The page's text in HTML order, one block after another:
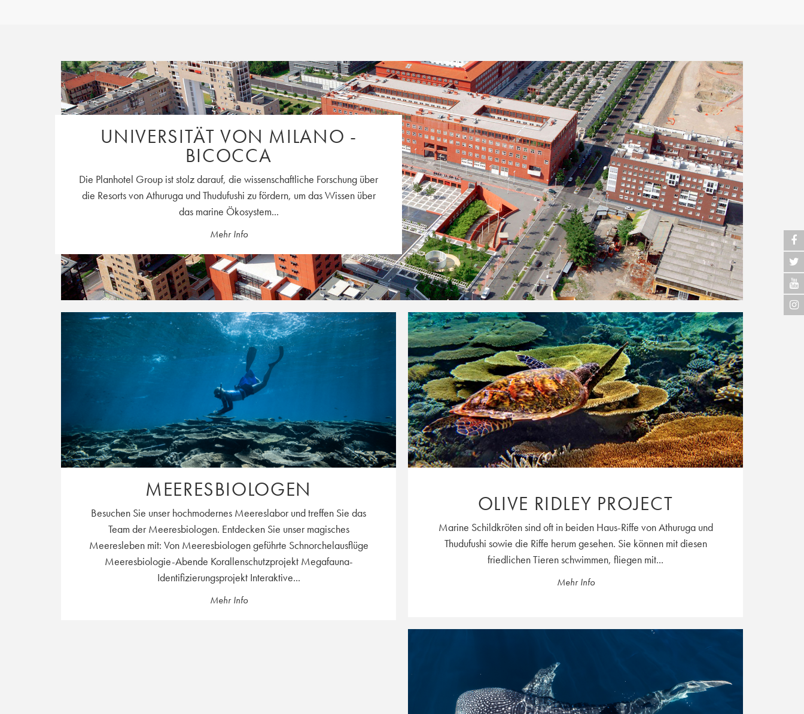
UNIVERSITÄT VON MILANO -
BICOCCA
Die Planhotel Group ist stolz darauf, die wissenschaftliche Forschung über
die Resorts von Athuruga und Thudufushi zu fördern, um das Wissen über
das marine Ökosystem...
Mehr Info
MEERESBIOLOGEN
Besuchen Sie unser hochmodernes Meereslabor und treffen Sie das
Team der Meeresbiologen. Entdecken Sie unser magisches
Meeresleben mit: Von Meeresbiologen geführte Schnorchelausflüge
Meeresbiologie-Abende Korallenschutzprojekt Megafauna-
Identifizierungsprojekt Interaktive...
Mehr Info
OLIVE RIDLEY PROJECT
Marine Schildkröten sind oft in beiden Haus-Riffe von Athuruga und
Thudufushi sowie die Riffe herum gesehen. Sie können mit diesen
friedlichen Tieren schwimmen, fliegen mit...
Mehr Info